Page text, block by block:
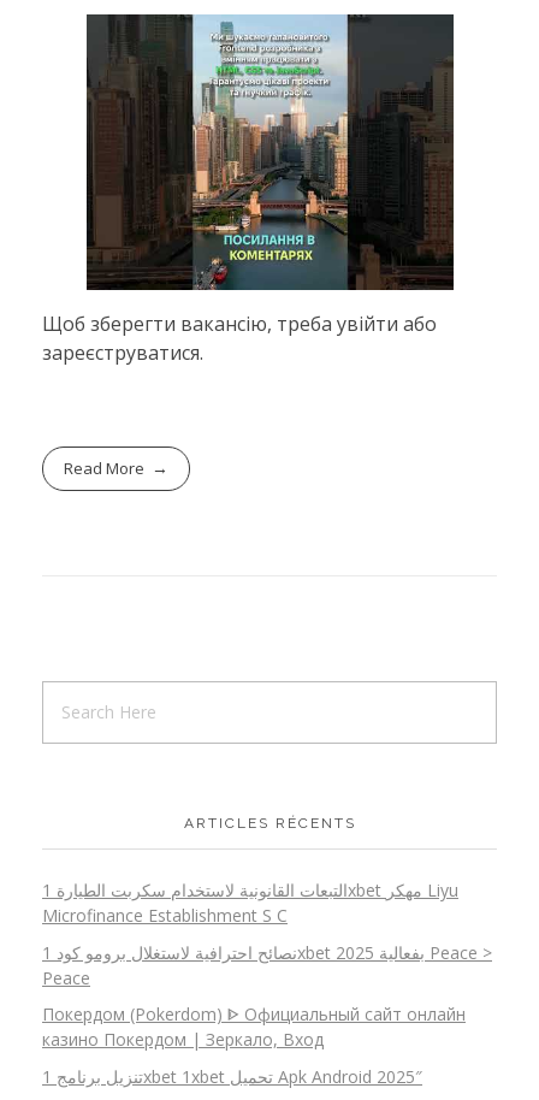
Щоб зберегти вакансію, треба увійти або
зареєструватися.
Read More
ARTICLES RÉCENTS
التبعات القانونية لاستخدام سكربت الطيارة 1xbet مهكر Liyu
Microfinance Establishment S C
نصائح احترافية لاستغلال برومو كود 1xbet 2025 بفعالية Peace >
Peace
Покердом (Pokerdom) ᐈ Официальный сайт онлайн
казино Покердом | Зеркало, Вход
تنزيل برنامج 1xbet 1xbet تحميل Apk Android 2025″